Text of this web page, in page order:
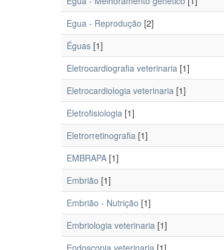
Egua - Reprodução [2]
Éguas [1]
Eletrocardiografia veterinaria [1]
Eletrocardiologia veterinaria [1]
Eletrofisiologia [1]
Eletrorretinografia [1]
EMBRAPA [1]
Embrião [1]
Embrião - Nutrição [1]
Embriologia veterinaria [1]
Endoscopia veterinaria [1]